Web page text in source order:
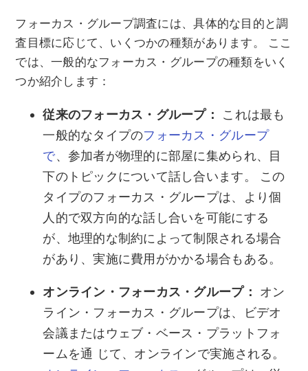
フォーカス・グループ調査には、具体的な目的と調
査目標に応じて、いくつかの種類があります。 ここ
では、一般的なフォーカス・グループの種類をいく
つか紹介します：
従来のフォーカス・グループ： これは最も
一般的なタイプのフォーカス・グループ
で、参加者が物理的に部屋に集められ、目
下のトピックについて話し合います。 この
タイプのフォーカス・グループは、より個
人的で双方向的な話し合いを可能にする
が、地理的な制約によって制限される場合
があり、実施に費用がかかる場合もある。
オンライン・フォーカス・グループ：
オン
ライン・フォーカス・グループは、ビデオ
会議またはウェブ・ベース・プラットフォ
ームを通 じて、オンラインで実施される。